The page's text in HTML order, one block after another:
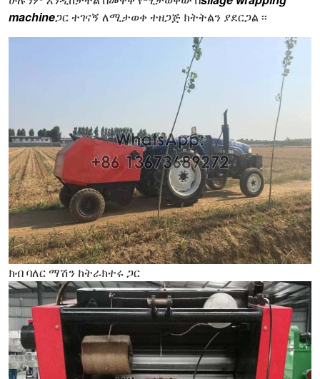
machineጋር ተገናኝ ለሚታወቀ ተዘጋጅ ክትትልን ያደርጋል ፡፡
ክብ ባለር ማሽን ከትራክተሩ ጋር